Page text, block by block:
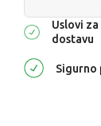
Uslovi
dostavu
Sigurno